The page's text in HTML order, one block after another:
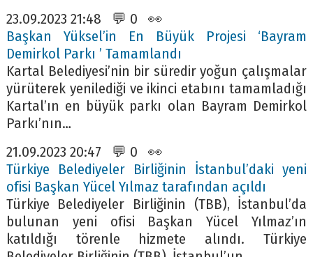
23.09.2023 21:48 💬 0 👀
Başkan Yüksel’in En Büyük Projesi ‘Bayram
Demirkol Parkı ’ Tamamlandı
Kartal Belediyesi’nin bir süredir yoğun çalışmalar
yürüterek yenilediği ve ikinci etabını tamamladığı
Kartal’ın en büyük parkı olan Bayram Demirkol
Parkı’nın…
21.09.2023 20:47 💬 0 👀
Türkiye Belediyeler Birliğinin İstanbul’daki yeni
ofisi Başkan Yücel Yılmaz tarafından açıldı
Türkiye Belediyeler Birliğinin (TBB), İstanbul’da
bulunan yeni ofisi Başkan Yücel Yılmaz’ın
katıldığı törenle hizmete alındı. Türkiye